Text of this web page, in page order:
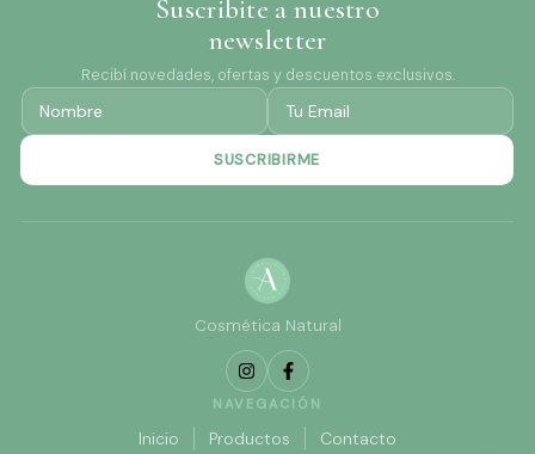
Suscribite a nuestro
newsletter
Recibí novedades, ofertas y descuentos exclusivos.
Cosmética Natural
NAVEGACIÓN
Inicio Productos Contacto